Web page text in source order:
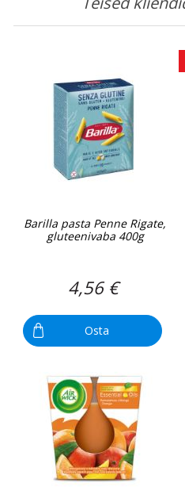
Barilla pasta Penne Rigate,
gluteenivaba 400g
4,56 €
Osta